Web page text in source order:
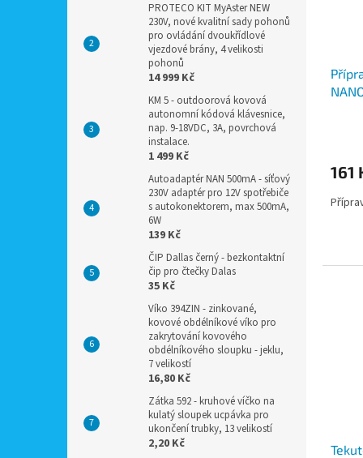
PROTECO KIT MyAster NEW
230V, nové kvalitní sady pohonů
pro ovládání dvoukřídlové
vjezdové brány, 4 velikosti
pohonů
14 999 Kč
KM 5 - outdoorová kovová
autonomní kódová klávesnice,
nap. 9-18VDC, 3A, povrchová
instalace.
1 499 Kč
Autoadaptér NAN 500mA - síťový
230V adaptér pro 12V spotřebiče
s autokonektorem, max 500mA,
6W
139 Kč
ČIP Dallas černý - bezkontaktní
čip pro čtečky Dalas
35 Kč
Víko 394ZIN - zinkované,
kovové obdélníkové víko pro
zakrytování kovového
obdélníkového sloupku - jeklu,
7 velikostí
16,80 Kč
Zátka 592 - kruhové víčko na
kulatý sloupek ucpávka pro
ukončení trubky, 13 velikostí
2,20 Kč
161